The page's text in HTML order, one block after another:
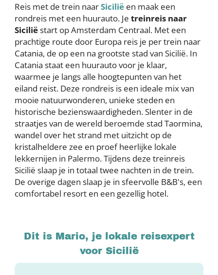
Reis met de trein naarSicilië en maak een
rondreis met een huurauto. Je treinreis naar
Siciliëstart op Amsterdam Centraal. Met een
prachtige route door Europa reis je per trein naar
Catania, de op een na grootste stad van Sicilië. In
Catania staat een huurauto voor je klaar,
waarmee je langs alle hoogtepunten van het
eiland reist. Deze rondreis is een ideale mix van
mooie natuurwonderen, unieke steden en
historische bezienswaardigheden. Slenter in de
straatjes van de wereld beroemde stad Taormina,
wandel over het strand met uitzicht op de
kristalheldere zee en proef heerlijke lokale
lekkernijen in Palermo. Tijdens deze treinreis
Sicilië slaap je in totaal twee nachten in de trein.
De overige dagen slaap je in sfeervolle B&B's, een
comfortabel resort en een gezellig hotel.
Dit is Mario, je lokale reisexpert
voor Sicilië